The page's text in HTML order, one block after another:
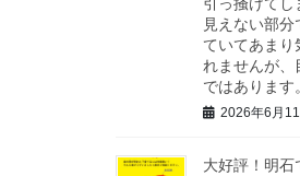
見えない部
ていてあまり
れませんが、
ではあります
2026年6月11
大好評！明石